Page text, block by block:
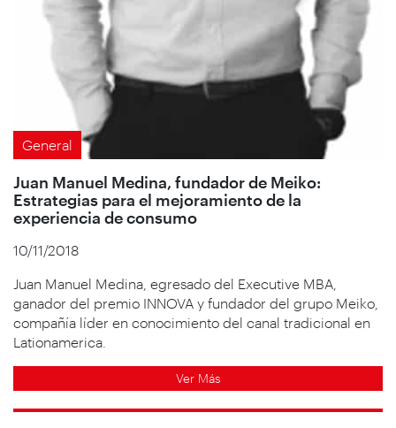
General
Juan Manuel Medina, fundador de Meiko:
Estrategias para el mejoramiento de la
experiencia de consumo
10/11/2018
Juan Manuel Medina, egresado del Executive MBA,
ganador del premio INNOVA y fundador del grupo Meiko,
compañía líder en conocimiento del canal tradicional en
Lationamerica.
Ver Más